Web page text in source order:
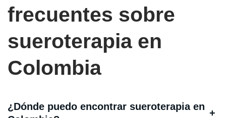
frecuentes sobre
sueroterapia en
Colombia
¿Dónde puedo encontrar sueroterapia en
+